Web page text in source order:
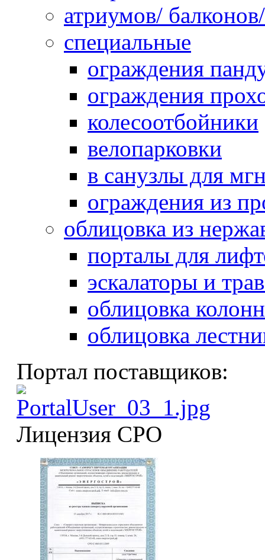
атриумов/
специальные
ограждения
ограждения
колесоотбойники
велопарковки
в санузлы для
ограждения из
облицовка из
порталы для
эскалаторы и
облицовка колонн
облицовка
Портал поставщиков:
Лицензия СРО